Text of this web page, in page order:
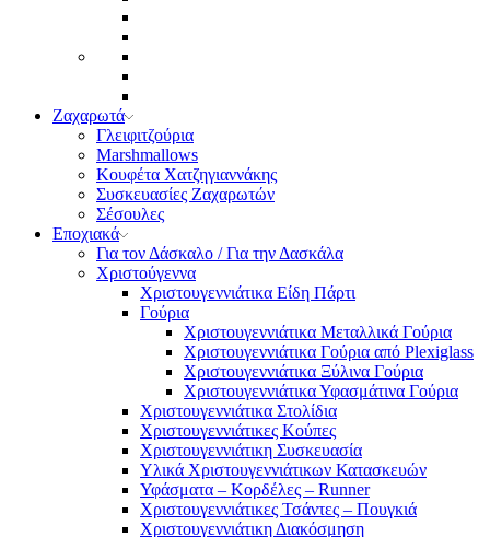
Ζαχαρωτά
Γλειφιτζούρια
Marshmallows
Κουφέτα Χατζηγιαννάκης
Συσκευασίες Ζαχαρωτών
Σέσουλες
Εποχιακά
Για τον Δάσκαλο / Για την Δασκάλα
Χριστούγεννα
Χριστουγεννιάτικα Είδη Πάρτι
Γούρια
Χριστουγεννιάτικα Μεταλλικά Γούρια
Χριστουγεννιάτικα Γούρια από Plexiglass
Χριστουγεννιάτικα Ξύλινα Γούρια
Χριστουγεννιάτικα Υφασμάτινα Γούρια
Χριστουγεννιάτικα Στολίδια
Χριστουγεννιάτικες Κούπες
Χριστουγεννιάτικη Συσκευασία
Υλικά Χριστουγεννιάτικων Κατασκευών
Υφάσματα – Κορδέλες – Runner
Χριστουγεννιάτικες Τσάντες – Πουγκιά
Χριστουγεννιάτικη Διακόσμηση